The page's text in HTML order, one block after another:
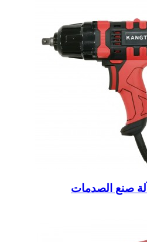
KANGTON آلة صنع الصدمات